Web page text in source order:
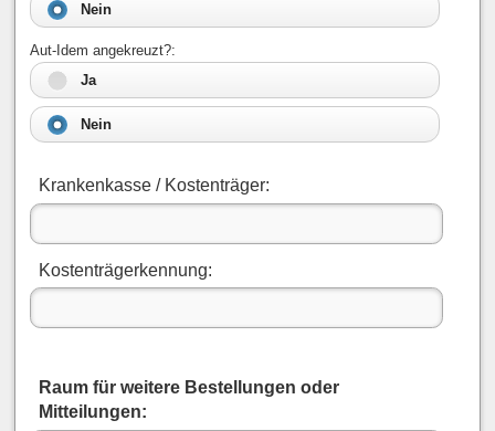
Nein
Aut-Idem angekreuzt?:
Ja
Nein
Krankenkasse / Kostenträger:
Kostenträgerkennung:
Raum für weitere Bestellungen oder
Mitteilungen: